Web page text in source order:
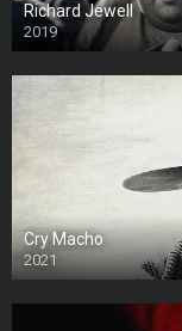
Richard Jewell
2019
Cry Macho
2021